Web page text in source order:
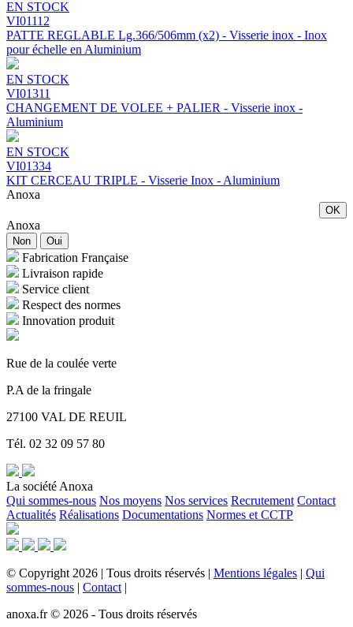
EN STOCK
VI01112
PATTE REGLABLE Lg.366/506mm (x2) - Visserie inox - Inox
pour échelle en Aluminium
EN STOCK
VI01311
CHANGEMENT DE VOLEE + PALIER - Visserie inox -
Aluminium
EN STOCK
VI01334
KIT CERCEAU TRIPLE - Visserie Inox - Aluminium
Anoxa
OK
Anoxa
Non Oui
Fabrication Française
Livraison rapide
Service client
Respect des normes
Innovation produit
Rue de la coulée verte
P.A de la fringale
27100 VAL DE REUIL
Tél. 02 32 09 57 80
La société Anoxa
Qui sommes-nous Nos moyens Nos services Recrutement Contact
Actualités Réalisations Documentations Normes et CCTP
© Copyright 2026 | Tous droits réservés | Mentions légales | Qui
sommes-nous | Contact |
anoxa.fr © 2026 - Tous droits réservés